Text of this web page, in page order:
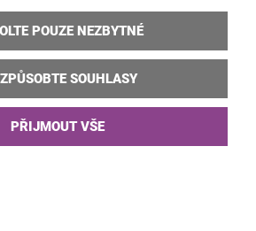
POUZE NEZBYTNÉ
SOUHLASY
PŘIJMOUT VŠE